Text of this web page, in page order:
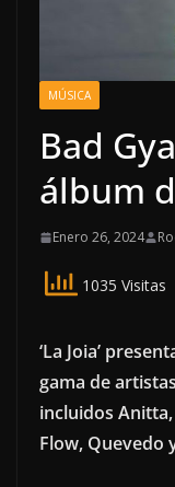
MÚSICA
Bad
álbum
Enero 26, 2024
1035 Visitas
‘La Joia’
gama de
incluidos
Flow, Quevedo